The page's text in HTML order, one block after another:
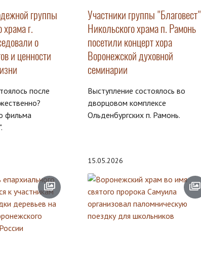
группы
г.
о
и ценности
после
фильма
Участники группы "Благовест"
Никольского храма п. Рамонь
посетили концерт хора
Воронежской духовной
семинарии
Выступление состоялось во
дворцовом комплексе
Ольденбургских п. Рамонь.
15.05.2026